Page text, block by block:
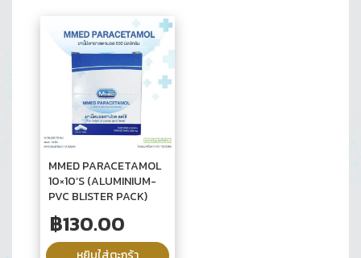
MMED PARACETAMOL
10×10’S (ALUMINIUM-
PVC BLISTER PACK)
฿130.00